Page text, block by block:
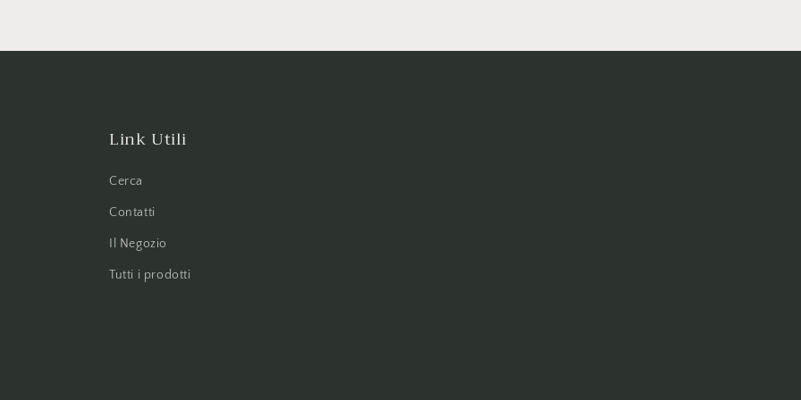
Link Utili
Cerca
Contatti
Il Negozio
Tutti i prodotti